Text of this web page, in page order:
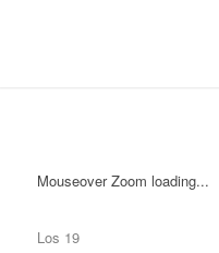
Mouseover Zoom loading...
Los 19